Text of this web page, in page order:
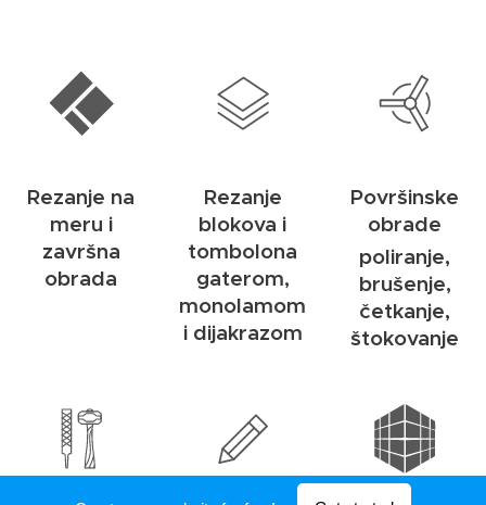
Rezanje na
meru i
završna
obrada
Rezanje
blokova i
tombolona
gaterom,
monolamom
i dijakrazom
Površinske
obrade
poliranje,
brušenje,
četkanje,
štokovanje